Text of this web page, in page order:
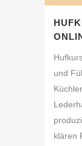
und
klären